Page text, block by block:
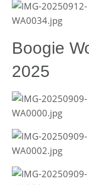
Boogie
2025